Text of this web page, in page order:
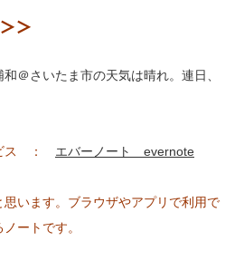
＞
＠さいたま市の天気は晴れ。連日、
ビス ： エバーノート evernote
います。ブラウザやアプリで利用で
ートです。